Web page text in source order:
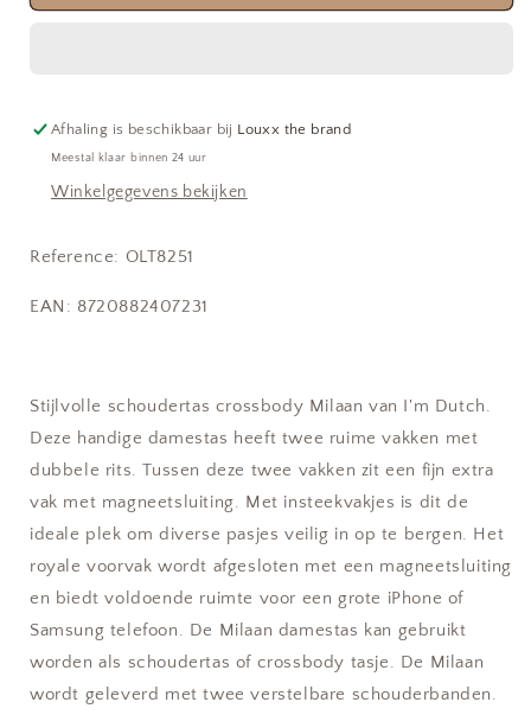
|
|
Afhaling is beschikbaar bij Louxx the brand
Meestal klaar binnen 24 uur
Winkelgegevens bekijken
Reference: OLT8251
EAN: 8720882407231
Stijlvolle schoudertas crossbody Milaan van I'm Dutch.
Deze handige damestas heeft twee ruime vakken met
dubbele rits. Tussen deze twee vakken zit een fijn extra
vak met magneetsluiting. Met insteekvakjes is dit de
ideale plek om diverse pasjes veilig in op te bergen. Het
royale voorvak wordt afgesloten met een magneetsluiting
en biedt voldoende ruimte voor een grote iPhone of
Samsung telefoon. De Milaan damestas kan gebruikt
worden als schoudertas of crossbody tasje. De Milaan
wordt geleverd met twee verstelbare schouderbanden.